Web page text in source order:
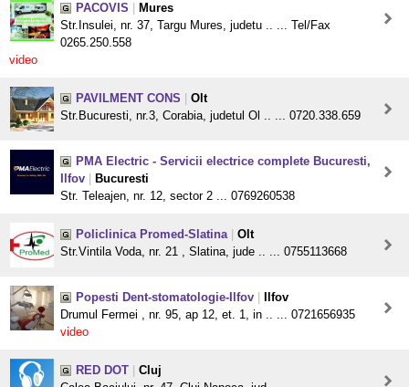
PACOVIS
Mures
Str.Insulei, nr. 37, Targu Mures, judetu .. ... Tel/Fax
0265.250.558
video
PAVILMENT CONS
Olt
Str.Bucuresti, nr.3, Corabia, judetul Ol .. ... 0720.338.659
PMA Electric - Servicii electrice complete Bucuresti,
Ilfov
Bucuresti
Str. Teleajen, nr. 12, sector 2 ... 0769260538
Policlinica Promed-Slatina
Olt
Str.Vintila Voda, nr. 21 , Slatina, jude .. ... 0755113668
Popesti Dent-stomatologie-Ilfov
Ilfov
Drumul Fermei , nr. 95, ap 12, et. 1, in .. ... 0721656935
video
RED DOT
Cluj